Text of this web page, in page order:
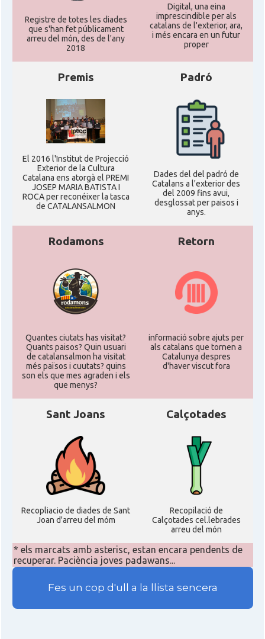
Registre de totes les diades
que s'han fet públicament
arreu del món, des de l'any
2018
Digital, una eina
imprescindible per als
catalans de l'exterior, ara,
i més encara en un futur
proper
Premis
El 2016 l'Institut de Projecció
Exterior de la Cultura
Catalana ens atorgà el PREMI
JOSEP MARIA BATISTA I
ROCA per reconéixer la tasca
de CATALANSALMON
Padró
Dades del del padró de
Catalans a l'exterior des
del 2009 fins avui,
desglossat per paisos i
anys.
Rodamons
Quantes ciutats has visitat?
Quants paisos? Quin usuari
de catalansalmon ha visitat
més països i cuutats? quins
son els que mes agraden i els
que menys?
Retorn
informació sobre ajuts per
als catalans que tornen a
Catalunya despres
d'haver viscut fora
Sant Joans
Recopliacio de diades de Sant
Joan d'arreu del móm
Calçotades
Recopilació de
Calçotades cel.lebrades
arreu del món
* els marcats amb asterisc, estan encara pendents de
recuperar. Paciència joves padawans...
Fes un cop d'ull a la llista sencera